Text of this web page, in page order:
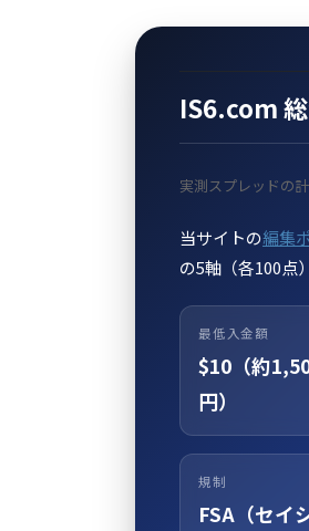
IS6.com
実測スプレッドの
当サイトの編集
の5軸（各100点
最低入金額
$10（約
円）
規制
FSA（セイ